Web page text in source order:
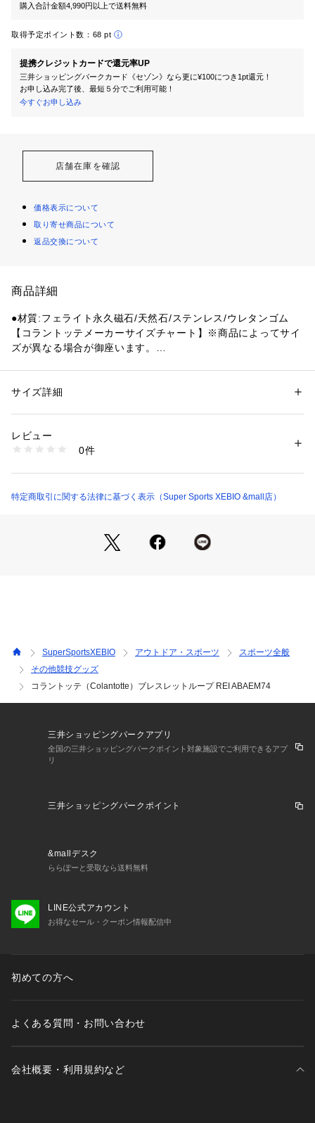
購入合計金額4,990円以上で送料無料
取得予定ポイント数： 68 pt
提携クレジットカードで還元率UP
三井ショッピングパークカード《セゾン》なら更に¥100につき1pt還元！
お申し込み完了後、最短５分でご利用可能！
今すぐお申し込み
店舗在庫を確認
価格表示について
取り寄せ商品について
返品交換について
商品詳細
●材質:フェライト永久磁石/天然石/ステンレス/ウレタンゴム
【コラントッテメーカーサイズチャート】※商品によってサイ
ズが異なる場合が御座います。
●医療機器認証番号:302AGBZX00008A01
●メーカー名:株式会社 コラントッテ
●独自技術のN極S極交互配列で血行改善しコリを緩和します。
【返品・注意事項について】
※商品（一般医療機器）の特性上、開封後の返品・交換はお受
※ブラウザやお使いのモニター環境により、掲載画像と実際の
商品の色味が若干異なる場合があります。
※掲載の価格・製品のパッケージ・デザイン・仕様について、
予告なく変更することがあります。あらかじめご了承くださ
Super Sports XEBIO 健康機能アクセサリー 機能スポーツア
クセサリー アクセ ブレスレッド 磁気 スポーツ 運動 アスリー
ト 野球 ゴルフ テニス 釣り 登山 山登り トレッキング ハイキ
の日 父の日 旅行 トラベル healthgoods_ac_pm_acc 0410_p
クワーク 日常生活 回復 普段使い 日常使い xmas2024_ssx_m
ens_acc w10e12 pm_mothersday25 fday_pm25 cpl92r reti
性別：レディース
商品番号：
10789414101 （ショップ）
サイズ詳細
レビュー
0件
特定商取引に関する法律に基づく表示（Super Sports XEBIO &mall店）
SuperSportsXEBIO アウトドア・スポーツ
スポーツ全般
その他競技グッズ
コラントッテ（Colantotte）ブレスレットループ REI ABAEM74
三井ショッピングパークアプリ
全国の三井ショッピングパークポイント対象施設でご利用できるアプ
リ
三井ショッピングパークポイント
&mallデスク
ららぽーと受取なら送料無料
LINE公式アカウント
お得なセール・クーポン情報配信中
初めての方へ
よくある質問・お問い合わせ
会社概要・利用規約など